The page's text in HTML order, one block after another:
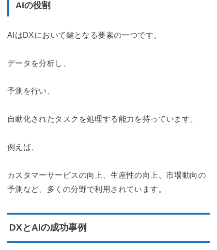
AIの役割
AIはDXにおいて鍵となる要素の一つです。
データを分析し、
予測を行い、
自動化されたタスクを処理する能力を持っています。
例えば、
カスタマーサービスの向上、生産性の向上、市場動向の
予測など、多くの分野で利用されています。
DXとAIの成功事例